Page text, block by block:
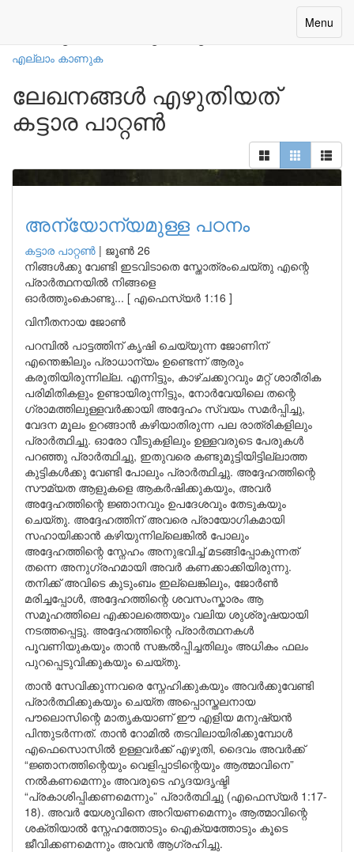
Toggle
Menu
എല്ലാം കാണുക
ലേഖനങ്ങൾ എഴുതിയത്
കട്ടാര പാറ്റൺ
അന്യോന്യമുള്ള പഠനം
കട്ടാര പാറ്റൺ | ജൂൺ 26
നിങ്ങൾക്കു വേണ്ടി ഇടവിടാതെ സ്തോത്രംചെയ്തു എന്റെ
പ്രാർത്ഥനയിൽ നിങ്ങളെ
ഓർത്തുംകൊണ്ടു... [ എഫെസ്യർ 1:16 ]
വിനീതനായ ജോൺ
പറമ്പിൽ പാട്ടത്തിന് കൃഷി ചെയ്യുന്ന ജോണിന്
എന്തെങ്കിലും പ്രാധാന്യം ഉണ്ടെന്ന് ആരും
കരുതിയിരുന്നില്ല. എന്നിട്ടും, കാഴ്ചക്കുറവും മറ്റ് ശാരീരിക
പരിമിതികളും ഉണ്ടായിരുന്നിട്ടും, നോർവേയിലെ തന്റെ
ഗ്രാമത്തിലുള്ളവർക്കായി അദ്ദേഹം സ്വയം സമർപ്പിച്ചു,
വേദന മൂലം ഉറങ്ങാൻ കഴിയാതിരുന്ന പല രാത്രികളിലും
പ്രാർത്ഥിച്ചു. ഓരോ വീടുകളിലും ഉള്ളവരുടെ പേരുകൾ
പറഞ്ഞു പ്രാർത്ഥിച്ചു, ഇതുവരെ കണ്ടുമുട്ടിയിട്ടില്ലാത്ത
കുട്ടികൾക്കു വേണ്ടി പോലും പ്രാർത്ഥിച്ചു. അദ്ദേഹത്തിന്റെ
സൗമ്യത ആളുകളെ ആകർഷിക്കുകയും, അവർ
അദ്ദേഹത്തിന്റെ ജ്ഞാനവും ഉപദേശവും തേടുകയും
ചെയ്തു. അദ്ദേഹത്തിന് അവരെ പ്രായോഗികമായി
സഹായിക്കാൻ കഴിയുന്നില്ലെങ്കിൽ പോലും
അദ്ദേഹത്തിന്റെ സ്നേഹം അനുഭവിച്ച് മടങ്ങിപ്പോകുന്നത്
തന്നെ അനുഗ്രഹമായി അവർ കണക്കാക്കിയിരുന്നു.
തനിക്ക് അവിടെ കുടുംബം ഇല്ലെങ്കിലും, ജോർൺ
മരിച്ചപ്പോൾ, അദ്ദേഹത്തിന്റെ ശവസംസ്കാരം ആ
സമൂഹത്തിലെ എക്കാലത്തെയും വലിയ ശുശ്രൂഷയായി
നടത്തപ്പെട്ടു. അദ്ദേഹത്തിന്റെ പ്രാർത്ഥനകൾ
പൂവണിയുകയും താൻ സങ്കൽപ്പിച്ചതിലും അധികം ഫലം
പുറപ്പെടുവിക്കുകയും ചെയ്തു.
താൻ സേവിക്കുന്നവരെ സ്നേഹിക്കുകയും അവർക്കുവേണ്ടി
പ്രാർത്ഥിക്കുകയും ചെയ്ത അപ്പൊസ്തലനായ
പൗലൊസിന്റെ മാതൃകയാണ് ഈ എളിയ മനുഷ്യൻ
പിന്തുടർന്നത്. താൻ റോമിൽ തടവിലായിരിക്കുമ്പോൾ
എഫെസൊസിൽ ഉള്ളവർക്ക് എഴുതി, ദൈവം അവർക്ക്
“ജ്ഞാനത്തിന്റെയും വെളിപ്പാടിന്റെയും ആത്മാവിനെ”
നൽകണമെന്നും അവരുടെ ഹൃദയദൃഷ്ടി
“പ്രകാശിപ്പിക്കണമെന്നും” പ്രാർത്ഥിച്ചു (എഫെസ്യർ 1:17-
18). അവർ യേശുവിനെ അറിയണമെന്നും ആത്മാവിന്റെ
ശക്തിയാൽ സ്നേഹത്തോടും ഐക്യത്തോടും കൂടെ
ജീവിക്കണമെന്നും അവൻ ആഗ്രഹിച്ചു.